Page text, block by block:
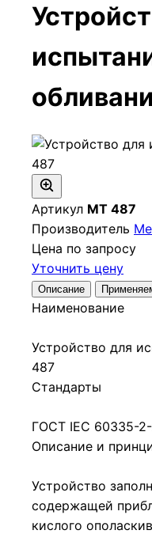
Артикул МТ 487
Производитель
Цена по запросу
Уточнить цену
Описание
Наименование
Устройство для
487
Стандарты
ГОСТ IEC 60335-2-
Описание и
Устройство
содержащей
кислого